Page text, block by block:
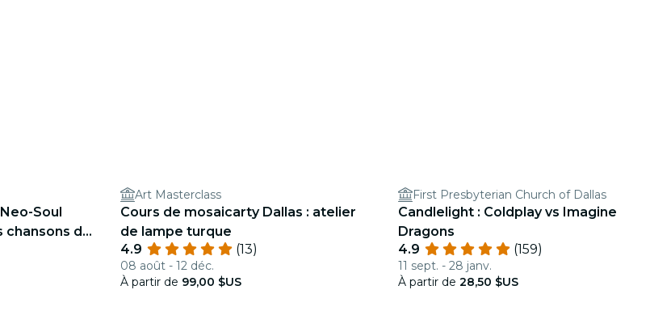
Soul
de
et plus
Art Masterclass
Cours de mosaicarty Dallas : atelier
de lampe turque
4.9
(13)
08 août - 12 déc.
À partir de 99,00 $US
First Presbyterian Church of Dallas
Candlelight : Coldplay vs Imagine
Dragons
4.9
(159)
11 sept. - 28 janv.
À partir de 28,50 $US